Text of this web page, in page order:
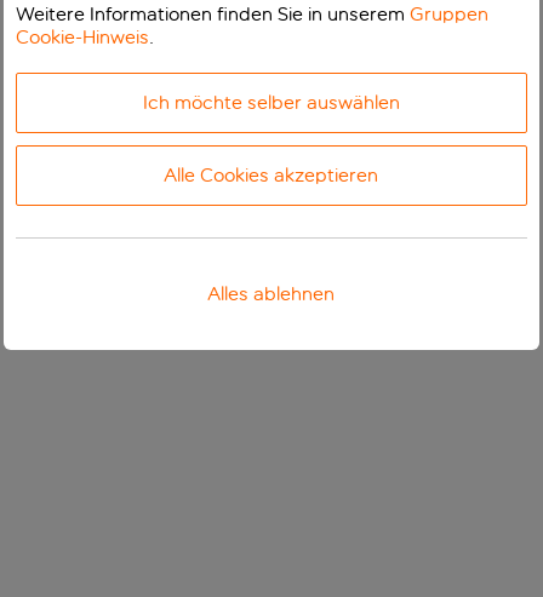
Weitere Informationen finden Sie in unseremGruppen
Cookie-Hinweis.
Ich möchte selber auswählen
Alle Cookies akzeptieren
Alles ablehnen